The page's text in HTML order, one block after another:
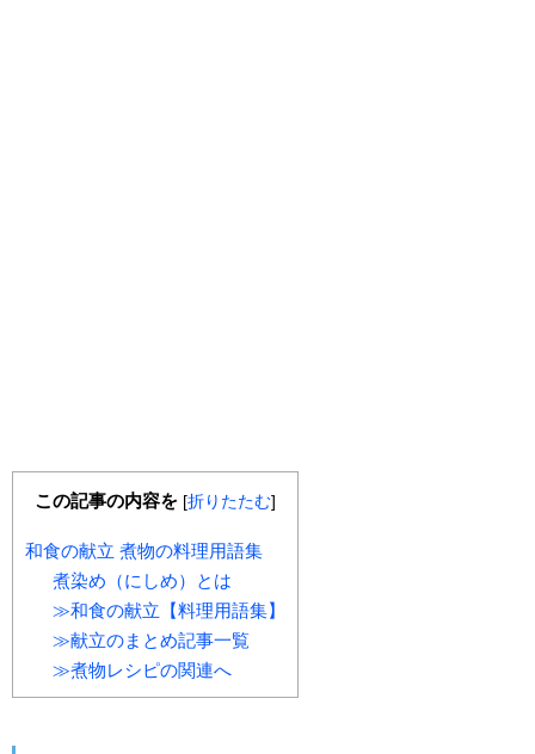
この記事の内容を [折りたたむ]
和食の献立 煮物の料理用語集
煮染め（にしめ）とは
≫和食の献立【料理用語集】
≫献立のまとめ記事一覧
≫煮物レシピの関連へ